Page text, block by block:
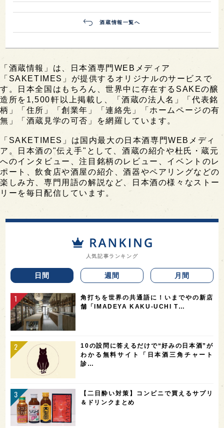
酒蔵情報一覧へ
「酒蔵情報」は、日本酒専門WEBメディア
「SAKETIMES」が提供するオリジナルのサービスで
す。日本全国はもちろん、世界中に存在するSAKEの醸
造所を1,500軒以上掲載し、「酒蔵の法人名」「代表銘
柄」「住所」「創業年」「連絡先」「ホームページの有
無」「酒蔵見学の可否」を網羅しています。
「SAKETIMES」は国内最大の日本酒専門WEBメディ
ア。日本酒の"伝え手"として、酒蔵の紹介や杜氏・蔵元
へのインタビュー、注目銘柄のレビュー、イベントのレ
ポート、飲食店や酒屋の紹介、酒器やペアリングなどの
楽しみ方、専門用語の解説など、日本酒の様々なストー
リーを毎日配信しています。
人気記事ランキング
日間 週間 月間
角打ちを世界の共通語に！いまでやの新店
舗「IMADEYA KAKU-UCHI T…
10の設問に答えるだけで“好みの日本酒”が
わかる無料サイト「日本酒三角チャート
診…
【二日酔い対策】コンビニで買えるサプリ
＆ドリンクまとめ